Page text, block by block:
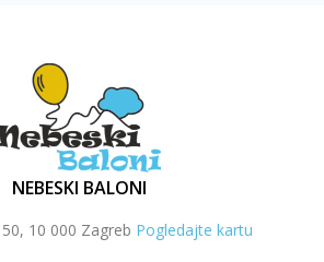
NEBESKI BALONI
10 000 Zagreb Pogledajte kartu